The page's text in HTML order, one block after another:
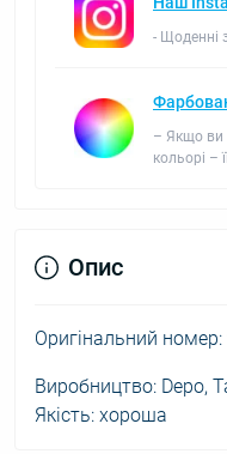
- Щоденні
– Якщо ви
кольорі –
Опис
Оригінальний
Виробництво: Depo,
Якість: хороша